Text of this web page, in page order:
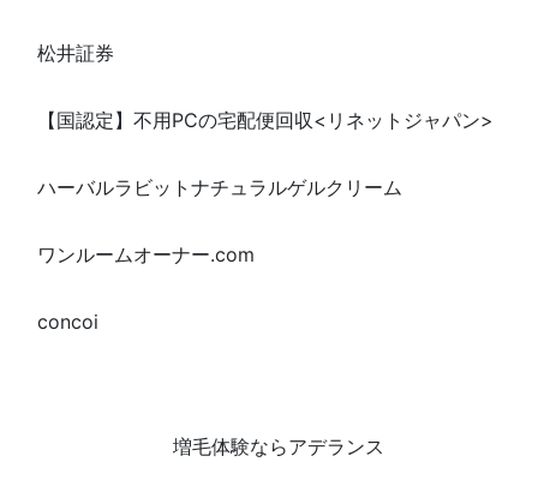
松井証券
【国認定】不用PCの宅配便回収<リネットジャパン>
ハーバルラビットナチュラルゲルクリーム
ワンルームオーナー.com
concoi
増毛体験ならアデランス